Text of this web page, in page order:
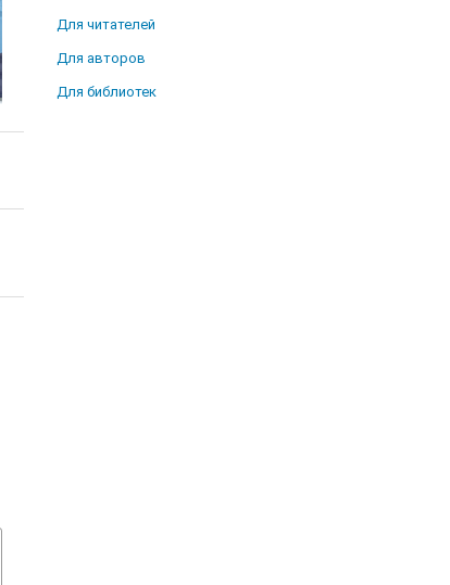
Для читателей
Для авторов
Для библиотек